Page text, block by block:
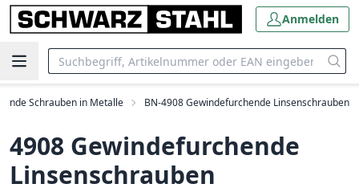
Anmelden
Schrauben in Metalle BN-4908 Gewindefurchende Linsenschrauben
4908 Gewindefurchende
Linsenschrauben